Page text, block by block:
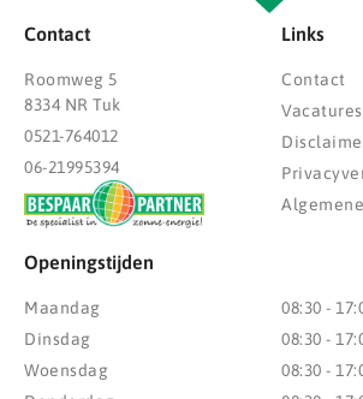
Contact
Roomweg 5
8334 NR Tuk
0521-764012
06-21995394
Links
Contact
Vacatures
Openingstijden
Maandag
Dinsdag
Woensdag
08:30 -
08:30 -
08:30 -